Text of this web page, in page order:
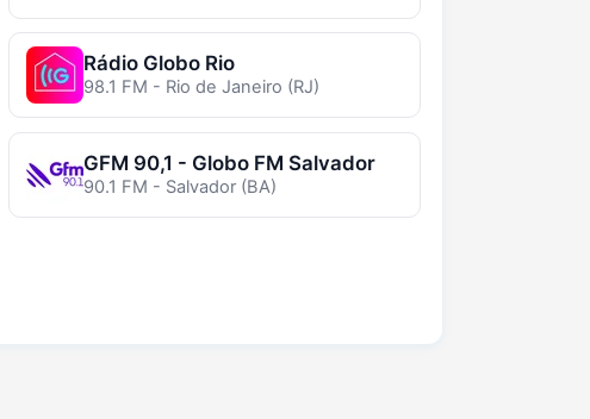
Rádio Globo Rio
98.1 FM - Rio de Janeiro (RJ)
GFM 90,1 - Globo FM Salvador
90.1 FM - Salvador (BA)